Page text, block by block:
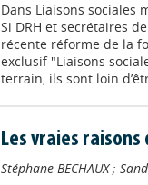
Dans Liaisons sociales
Si DRH et secrétaires
récente réforme de la
exclusif "Liaisons
terrain, ils sont loin
Les vraies
Stéphane BECHAUX;